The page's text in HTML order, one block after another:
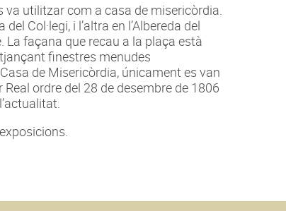
va utilitzar com a casa de misericòrdia.
Col·legi, i l’altra en l’Albereda del
façana que recau a la plaça està
finestres menudes
de Misericòrdia, únicament es van
ordre del 28 de desembre de 1806